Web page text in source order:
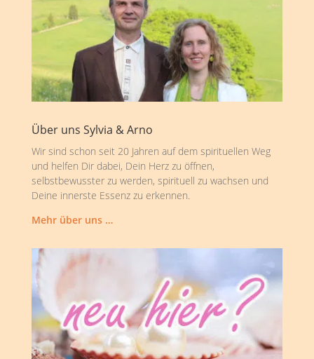
Über uns Sylvia & Arno
Wir sind schon seit 20 Jahren auf dem spirituellen Weg
und helfen Dir dabei, Dein Herz zu öffnen,
selbstbewusster zu werden, spirituell zu wachsen und
Deine innerste Essenz zu erkennen.
Mehr über uns …